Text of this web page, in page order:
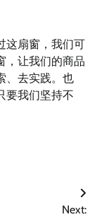
这扇窗，我们可
，让我们的商品
、去实践。也
要我们坚持不
Next: